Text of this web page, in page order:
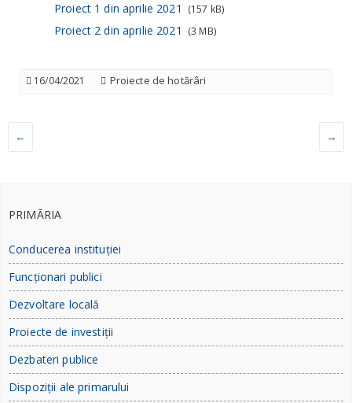
Proiect 1 din aprilie 2021 (157 kB)
Proiect 2 din aprilie 2021 (3 MB)
16/04/2021 Proiecte de hotărâri
← →
PRIMĂRIA
Conducerea instituției
Funcționari publici
Dezvoltare locală
Proiecte de investiții
Dezbateri publice
Dispoziții ale primarului